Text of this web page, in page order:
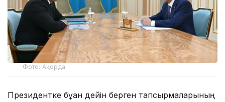
Фото: Ақорда
Президентке бұған дейін берген тапсырмаларының